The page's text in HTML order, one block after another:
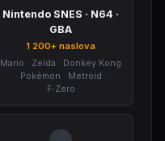
Nintendo SNES · N64 ·
GBA
1 200+ naslova
Mario · Zelda · Donkey Kong
· Pokémon · Metroid ·
F‑Zero